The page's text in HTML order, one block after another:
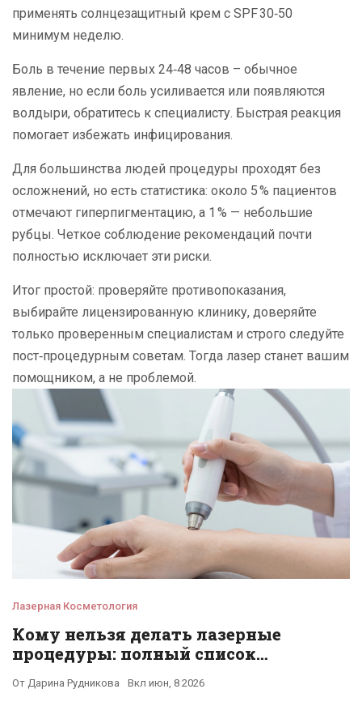
применять солнцезащитный крем с SPF 30‑50
минимум неделю.
Боль в течение первых 24‑48 часов – обычное
явление, но если боль усиливается или появляются
волдыри, обратитесь к специалисту. Быстрая реакция
помогает избежать инфицирования.
Для большинства людей процедуры проходят без
осложнений, но есть статистика: около 5 % пациентов
отмечают гиперпигментацию, а 1 % — небольшие
рубцы. Четкое соблюдение рекомендаций почти
полностью исключает эти риски.
Итог простой: проверяйте противопоказания,
выбирайте лицензированную клинику, доверяйте
только проверенным специалистам и строго следуйте
пост‑процедурным советам. Тогда лазер станет вашим
помощником, а не проблемой.
Лазерная Косметология
Кому нельзя делать лазерные
процедуры: полный список
От Дарина Рудникова Вкл июн, 8 2026